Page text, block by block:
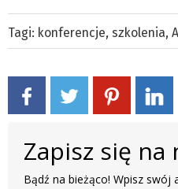
Tagi: konferencje, szkolenia,
Zapisz się
Bądź na bieżąco! Wpisz swój